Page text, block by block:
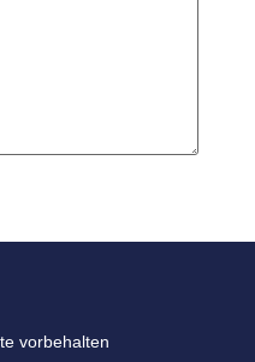
vorbehalten